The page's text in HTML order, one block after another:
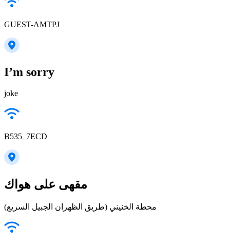
GUEST-AMTPJ
I’m sorry
joke
B535_7ECD
مقهى على هواك
محطة الخنيني (طريق الظهران الجبيل السريع)